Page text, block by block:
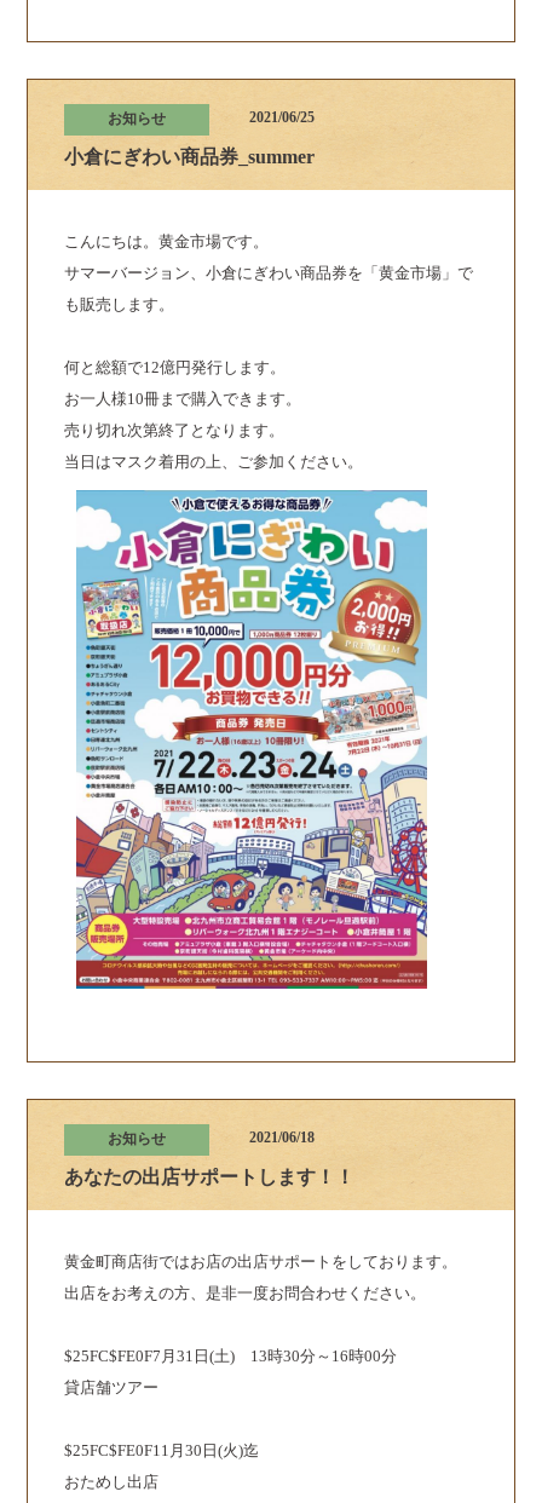
お知らせ 2021/06/25
小倉にぎわい商品券_summer
こんにちは。黄金市場です。
サマーバージョン、小倉にぎわい商品券を「黄金市場」で
も販売します。
何と総額で12億円発行します。
お一人様10冊まで購入できます。
売り切れ次第終了となります。
当日はマスク着用の上、ご参加ください。
お知らせ 2021/06/18
あなたの出店サポートします！！
黄金町商店街ではお店の出店サポートをしております。
出店をお考えの方、是非一度お問合わせください。
$25FC$FE0F7月31日(土) 13時30分～16時00分
貸店舗ツアー
$25FC$FE0F11月30日(火)迄
おためし出店